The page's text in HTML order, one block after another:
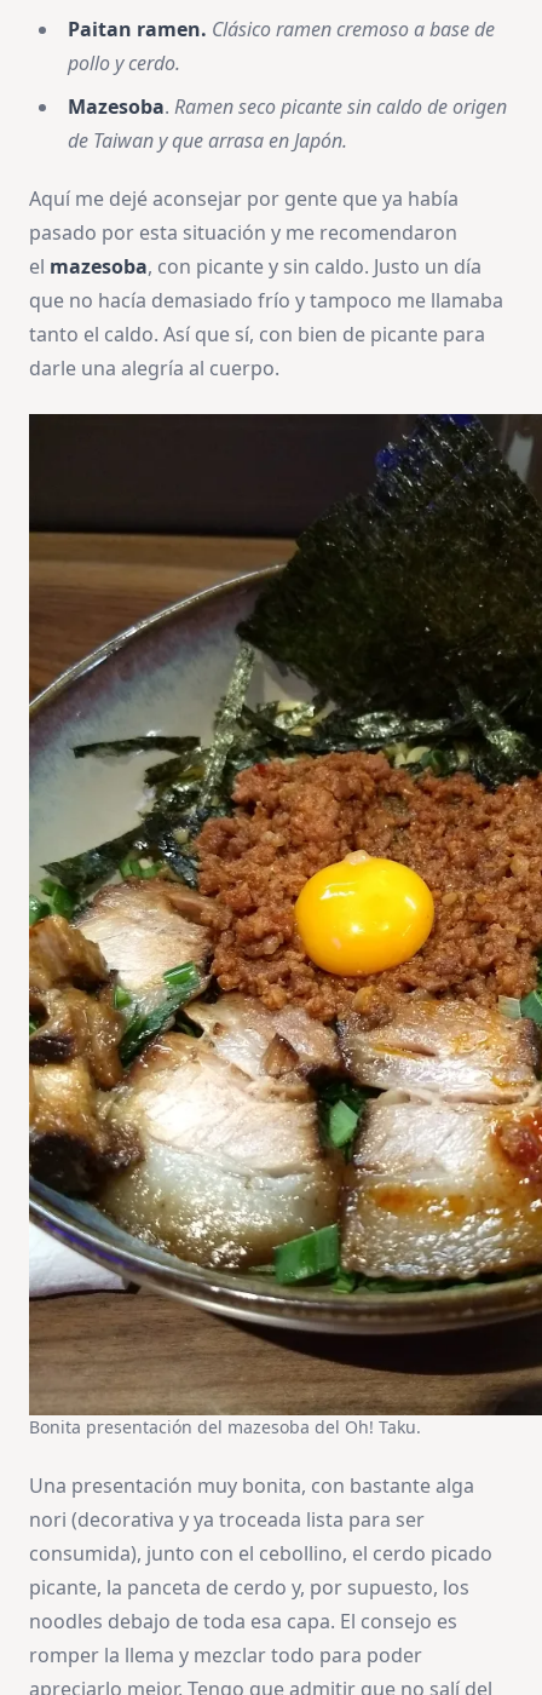
Paitan ramen. Clásico ramen cremoso a base de
pollo y cerdo.
Mazesoba. Ramen seco picante sin caldo de origen
de Taiwan y que arrasa en Japón.
Aquí me dejé aconsejar por gente que ya había
pasado por esta situación y me recomendaron
el mazesoba, con picante y sin caldo. Justo un día
que no hacía demasiado frío y tampoco me llamaba
tanto el caldo. Así que sí, con bien de picante para
darle una alegría al cuerpo.
Bonita presentación del mazesoba del Oh! Taku.
Una presentación muy bonita, con bastante alga
nori (decorativa y ya troceada lista para ser
consumida), junto con el cebollino, el cerdo picado
picante, la panceta de cerdo y, por supuesto, los
noodles debajo de toda esa capa. El consejo es
romper la llema y mezclar todo para poder
apreciarlo mejor. Tengo que admitir que no salí del